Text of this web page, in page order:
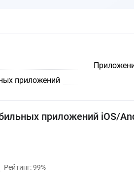
приложений
приложений iOS/
Рейтинг: 99%